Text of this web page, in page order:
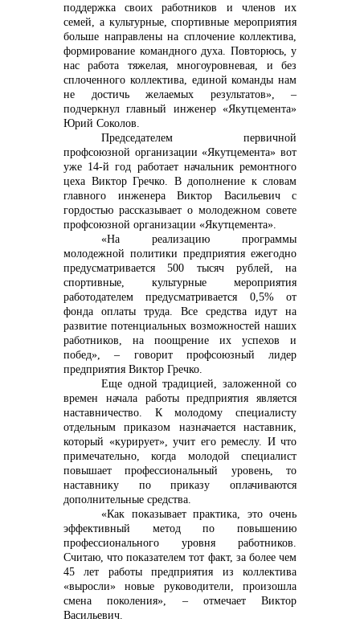
поддержка своих работников и членов их
семей, а культурные, спортивные мероприятия
больше направлены на сплочение коллектива,
формирование командного духа. Повторюсь, у
нас работа тяжелая, многоуровневая, и без
сплоченного коллектива, единой команды нам
не достичь желаемых результатов», –
подчеркнул главный инженер «Якутцемента»
Юрий Соколов.
Председателем первичной
профсоюзной организации «Якутцемента» вот
уже 14-й год работает начальник ремонтного
цеха Виктор Гречко. В дополнение к словам
главного инженера Виктор Васильевич с
гордостью рассказывает о молодежном совете
профсоюзной организации «Якутцемента».
«На реализацию программы
молодежной политики предприятия ежегодно
предусматривается 500 тысяч рублей, на
спортивные, культурные мероприятия
работодателем предусматривается 0,5% от
фонда оплаты труда. Все средства идут на
развитие потенциальных возможностей наших
работников, на поощрение их успехов и
побед», – говорит профсоюзный лидер
предприятия Виктор Гречко.
Еще одной традицией, заложенной со
времен начала работы предприятия является
наставничество. К молодому специалисту
отдельным приказом назначается наставник,
который «курирует», учит его ремеслу. И что
примечательно, когда молодой специалист
повышает профессиональный уровень, то
наставнику по приказу оплачиваются
дополнительные средства.
«Как показывает практика, это очень
эффективный метод по повышению
профессионального уровня работников.
Считаю, что показателем тот факт, за более чем
45 лет работы предприятия из коллектива
«выросли» новые руководители, произошла
смена поколения», – отмечает Виктор
Васильевич.